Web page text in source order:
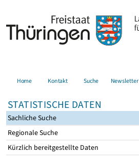
Home Kontakt Suche Newsletter
STATISTISCHE DATEN
Sachliche Suche
Regionale Suche
Kürzlich bereitgestellte Daten